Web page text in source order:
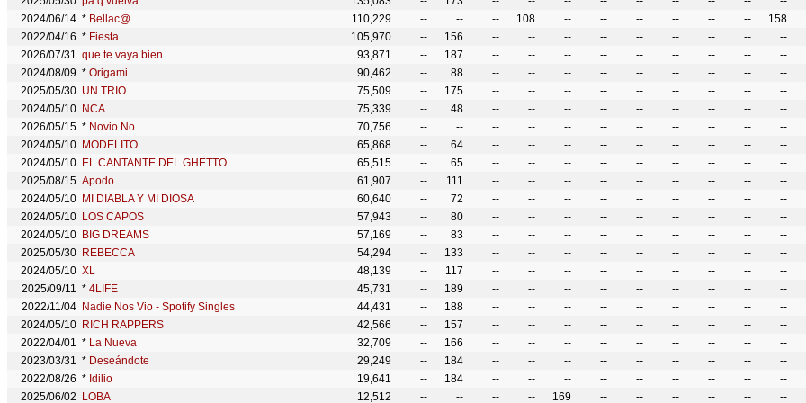
2024/06/14 * Bellac@ 110,229 -- -- -- 108 -- -- -- -- -- -- 158
2022/04/16 * Fiesta 105,970 -- 156 -- -- -- -- -- -- -- -- --
2026/07/31 que te vaya bien 93,871 -- 187 -- -- -- -- -- -- -- -- --
2024/08/09 * Origami 90,462 -- 88 -- -- -- -- -- -- -- -- --
2025/05/30 UN TRIO 75,509 -- 175 -- -- -- -- -- -- -- -- --
2024/05/10 NCA 75,339 -- 48 -- -- -- -- -- -- -- -- --
2026/05/15 * Novio No 70,756 -- -- -- -- -- -- -- -- -- -- --
2024/05/10 MODELITO 65,868 -- 64 -- -- -- -- -- -- -- -- --
2024/05/10 EL CANTANTE DEL GHETTO 65,515 -- 65 -- -- -- -- -- -- -- -- --
2025/08/15 Apodo 61,907 -- 111 -- -- -- -- -- -- -- -- --
2024/05/10 MI DIABLA Y MI DIOSA 60,640 -- 72 -- -- -- -- -- -- -- -- --
2024/05/10 LOS CAPOS 57,943 -- 80 -- -- -- -- -- -- -- -- --
2024/05/10 BIG DREAMS 57,169 -- 83 -- -- -- -- -- -- -- -- --
2025/05/30 REBECCA 54,294 -- 133 -- -- -- -- -- -- -- -- --
2024/05/10 XL 48,139 -- 117 -- -- -- -- -- -- -- -- --
2025/09/11 * 4LIFE 45,731 -- 189 -- -- -- -- -- -- -- -- --
2022/11/04 Nadie Nos Vio - Spotify Singles 44,431 -- 188 -- -- -- -- -- -- -- -- --
2024/05/10 RICH RAPPERS 42,566 -- 157 -- -- -- -- -- -- -- -- --
2022/04/01 * La Nueva 32,709 -- 166 -- -- -- -- -- -- -- -- --
2023/03/31 * Deseándote 29,249 -- 184 -- -- -- -- -- -- -- -- --
2022/08/26 * Idilio 19,641 -- 184 -- -- -- -- -- -- -- -- --
2025/06/02
LOBA 12,512 -- -- -- -- 169 -- -- -- -- -- --